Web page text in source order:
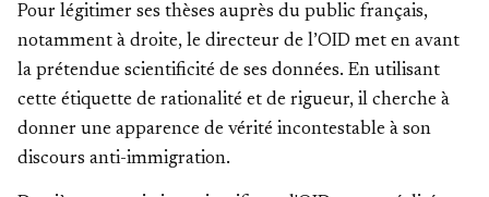
Pour légitimer ses thèses auprès du public français,
notamment à droite, le directeur de l’OID met en avant
la prétendue scientificité de ses données. En utilisant
cette étiquette de rationalité et de rigueur, il cherche à
donner une apparence de vérité incontestable à son
discours anti-immigration.